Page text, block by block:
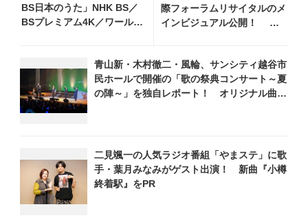
BS日本のうた」NHK BS／
BSプレミアム4K／ワール
ろし、福田こうへい 他登
場、曲目や見どころをお届
け
際フォーラムリサイタルのメ
インビジュアル公開！ リ
フルサイズ公開
青山新・木村徹二・風輪、サンシティ越谷市
民ホールで開催の「歌の祭典コンサート～夏
の陣～」を独自レポート！ オリジナル曲か
二見颯一の人気ラジオ番組「やまステ」に歌
手・葉月みなみがゲスト出演！ 新曲『小樽
終着駅』をPR